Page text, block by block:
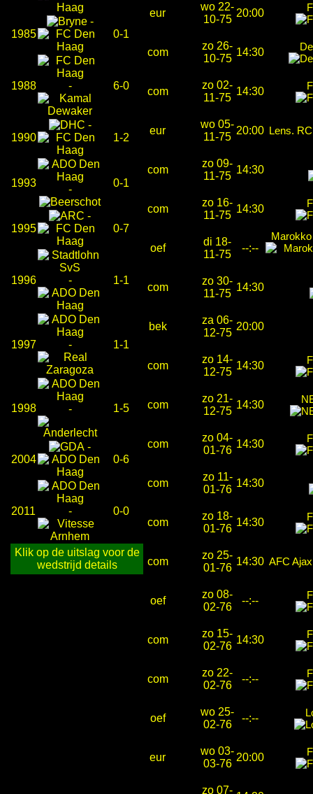
1985
-
0-1
1988 - 6-0
1990
-
1-2
1993
-
0-1
1995
-
0-7
1996 - 1-1
1997 - 1-1
1998 - 1-5
2004
-
0-6
2011 - 0-0
Klik op de uitslag voor de
wedstrijd details
eur
wo 22-
10-75
20:00
com
zo 26-
10-75
14:30
com
zo 02-
11-75
14:30
eur
wo 05-
11-75
20:00 Lens.
com
zo 09-
11-75
14:30
com
zo 16-
11-75
14:30
oef
di 18-
11-75
--:--
com
zo 30-
11-75
14:30
bek
za 06-
12-75
20:00
com
zo 14-
12-75
14:30
com
zo 21-
12-75
14:30
com
zo 04-
01-76
14:30
com
zo 11-
01-76
14:30
com
zo 18-
01-76
14:30
com
zo 25-
01-76
14:30 AFC
oef
zo 08-
02-76
--:--
com
zo 15-
02-76
14:30
com
zo 22-
02-76
--:--
oef
wo 25-
02-76
--:--
eur
wo 03-
03-76
20:00
zo 07-